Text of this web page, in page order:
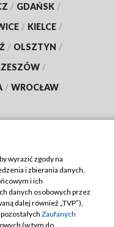
/ GDAŃSK /
/ KIELCE /
/ OLSZTYN /
/
/ WROCŁAW
wyrazić zgody na
i zbierania danych,
i ich
danych osobowych przez
dalej również „TVP”),
Zaufanych
(w tym do